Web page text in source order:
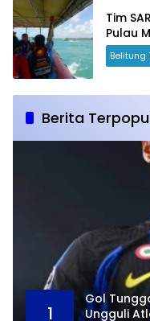
Tim
Pulau
Belitung
Berita
1
Gol
Ungguli